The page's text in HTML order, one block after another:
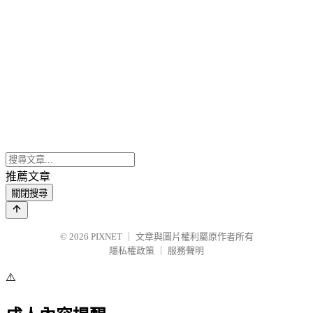
推薦文章
關閉搜尋
© 2026 PIXNET
文章與圖片權利屬原作者所有
隱私權政策
服務聲明
⚠️